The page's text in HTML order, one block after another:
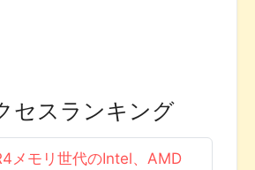
セスランキング
メモリ世代のIntel、AMD